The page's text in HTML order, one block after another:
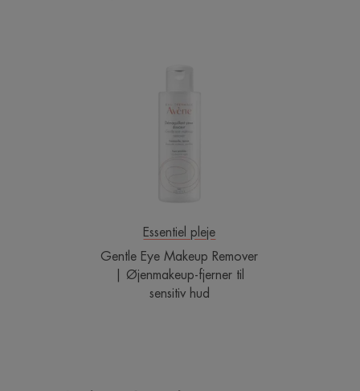
Remover
Øjenmakeup-
hud
Essentiel pleje
Gentle Eye Makeup Remover
| Øjenmakeup-fjerner til
sensitiv hud